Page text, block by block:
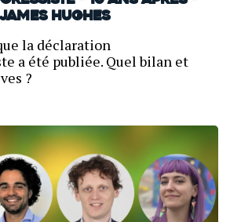
James Hughes
la déclaration
a été publiée. Quel bilan et
?